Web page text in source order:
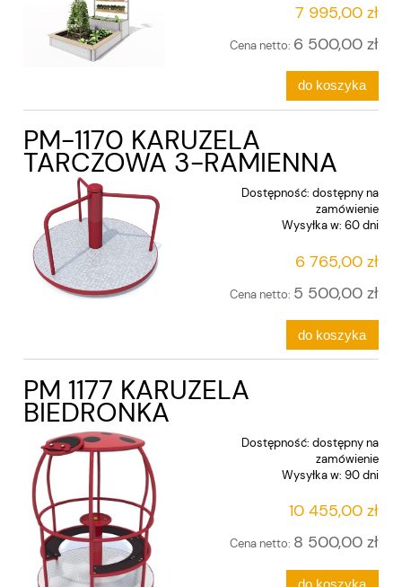
7 995,00 zł
Cena netto: 6 500,00 zł
do koszyka
PM-1170 KARUZELA
TARCZOWA 3-RAMIENNA
Dostępność: dostępny na
zamówienie
Wysyłka w: 60 dni
6 765,00 zł
Cena netto: 5 500,00 zł
do koszyka
PM 1177 KARUZELA
BIEDRONKA
Dostępność: dostępny na
zamówienie
Wysyłka w: 90 dni
10 455,00 zł
Cena netto: 8 500,00 zł
do koszyka